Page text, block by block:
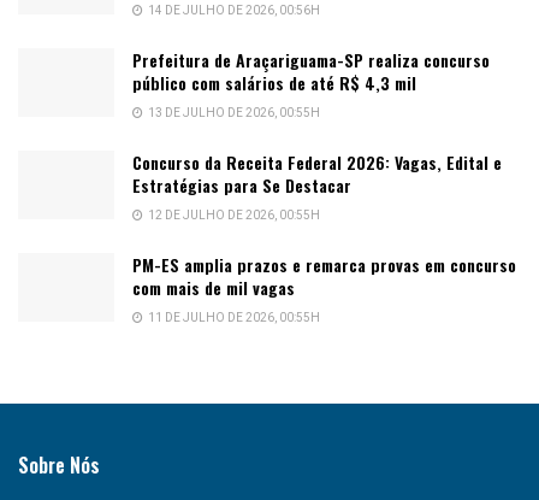
14 DE JULHO DE 2026, 00:56H
Prefeitura de Araçariguama-SP realiza concurso
público com salários de até R$ 4,3 mil
13 DE JULHO DE 2026, 00:55H
Concurso da Receita Federal 2026: Vagas, Edital e
Estratégias para Se Destacar
12 DE JULHO DE 2026, 00:55H
PM-ES amplia prazos e remarca provas em concurso
com mais de mil vagas
11 DE JULHO DE 2026, 00:55H
Sobre Nós